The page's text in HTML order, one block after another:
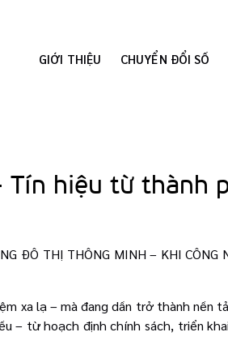
GIỚI THIỆU CHUYỂN ĐỔI SỐ
Tín hiệu từ thành
ĐÔ THỊ THÔNG MINH – KHI CÔNG
xa lạ – mà đang dần trở thành nền
– từ hoạch định chính sách, triển